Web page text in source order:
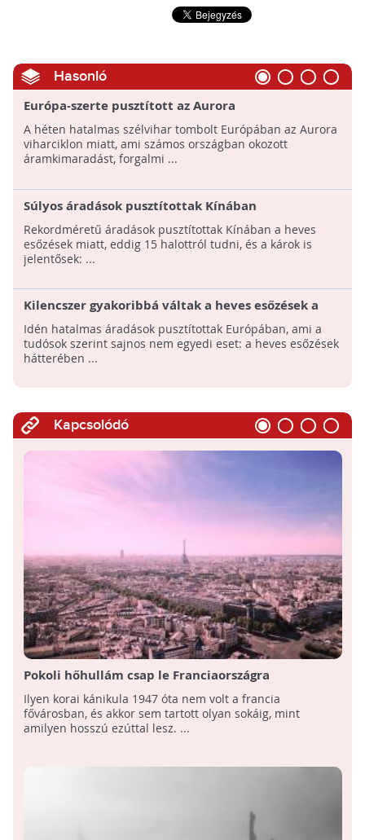
Hasonló
Európa-szerte pusztított az Aurora
A héten hatalmas szélvihar tombolt Európában az Aurora
viharciklon miatt, ami számos országban okozott
áramkimaradást, forgalmi ...
Súlyos áradások pusztítottak Kínában
Rekordméretű áradások pusztítottak Kínában a heves
esőzések miatt, eddig 15 halottról tudni, és a károk is
jelentősek: ...
Kilencszer gyakoribbá váltak a heves esőzések a
klímaváltozás hatására
Idén hatalmas áradások pusztítottak Európában, ami a
tudósok szerint sajnos nem egyedi eset: a heves esőzések
hátterében ...
Kapcsolódó
Pokoli hőhullám csap le Franciaországra
Ilyen korai kánikula 1947 óta nem volt a francia
fővárosban, és akkor sem tartott olyan sokáig, mint
amilyen hosszú ezúttal lesz. ...